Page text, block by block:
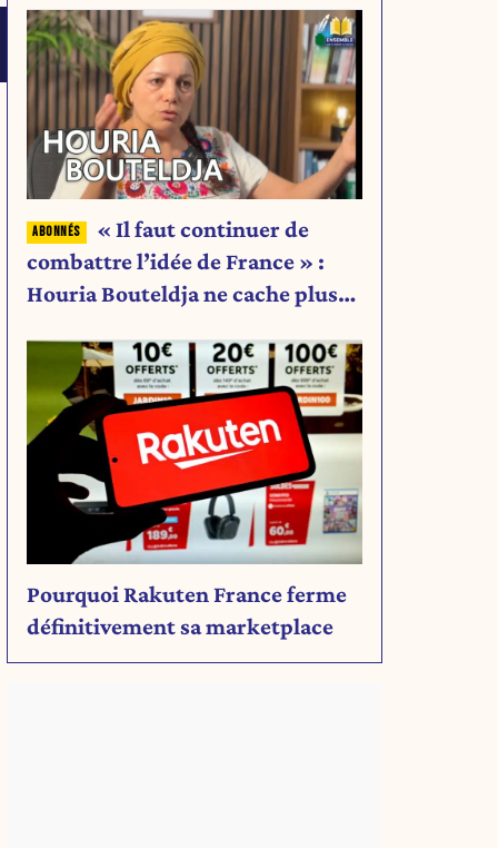
« Il faut continuer de
combattre l’idée de France » :
Houria Bouteldja ne cache plus
Pourquoi Rakuten France ferme
définitivement sa marketplace